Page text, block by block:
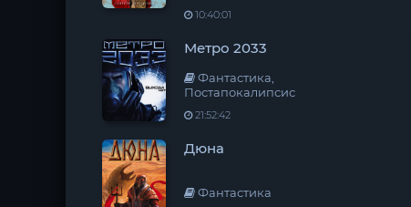
10:40:01
Метро 2033
Фантастика,
Постапокалипсис
21:52:42
Дюна
Фантастика